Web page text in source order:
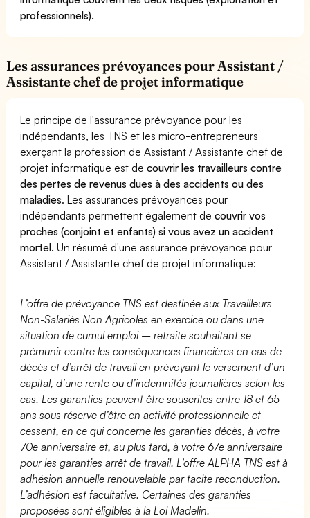
professionnels).
Les assurances prévoyances pour Assistant /
Assistante chef de projet informatique
Le principe de l'assurance prévoyance pour les
indépendants, les TNS et les micro-entrepreneurs
exerçant la profession de Assistant / Assistante chef de
projet informatique est decouvrir les travailleurs contre
des pertes de revenus dues à des accidents ou des
maladies. Les assurances prévoyances pour
indépendants permettent également decouvrir vos
proches (conjoint et enfants) si vous avez un accident
mortel. Un résumé d'une assurance prévoyance pour
Assistant / Assistante chef de projet informatique:
L’offre de prévoyance TNS est destinée aux Travailleurs
Non-Salariés Non Agricoles en exercice ou dans une
situation de cumul emploi – retraite souhaitant se
prémunir contre les conséquences financières en cas de
décès et d’arrêt de travail en prévoyant le versement d’un
capital, d’une rente ou d’indemnités journalières selon les
cas. Les garanties peuvent être souscrites entre 18 et 65
ans sous réserve d’être en activité professionnelle et
cessent, en ce qui concerne les garanties décès, à votre
70e anniversaire et, au plus tard, à votre 67e anniversaire
pour les garanties arrêt de travail. L’offre ALPHA TNS est à
adhésion annuelle renouvelable par tacite reconduction.
L’adhésion est facultative. Certaines des garanties
proposées sont éligibles à la Loi Madelin.